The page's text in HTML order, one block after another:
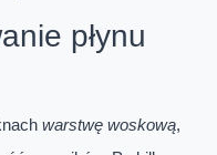
płynu
warstwę woskową,